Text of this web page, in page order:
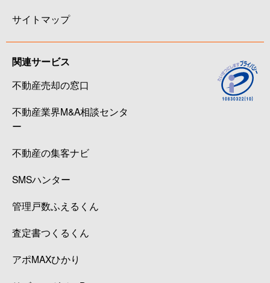
サイトマップ
関連サービス
不動産売却の窓口
不動産業界M&A相談センタ
ー
不動産の集客ナビ
SMSハンター
管理戸数ふえるくん
査定書つくるくん
アポMAXひかり